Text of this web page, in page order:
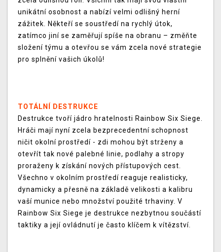
unikátní osobnost a nabízí velmi odlišný herní
zážitek. Někteří se soustředí na rychlý útok,
zatímco jiní se zaměřují spíše na obranu – změňte
složení týmu a otevřou se vám zcela nové strategie
pro splnění vašich úkolů!
TOTÁLNÍ DESTRUKCE
Destrukce tvoří jádro hratelnosti Rainbow Six Siege.
Hráči mají nyní zcela bezprecedentní schopnost
ničit okolní prostředí - zdi mohou být strženy a
otevřít tak nové palebné linie, podlahy a stropy
proraženy k získání nových přístupových cest.
Všechno v okolním prostředí reaguje realisticky,
dynamicky a přesně na základě velikosti a kalibru
vaší munice nebo množství použité trhaviny. V
Rainbow Six Siege je destrukce nezbytnou součástí
taktiky a její ovládnutí je často klíčem k vítězství.